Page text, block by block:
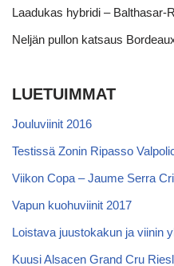
Laadukas hybridi – Balthasar-
Neljän pullon katsaus
LUETUIMMAT
Jouluviinit 2016
Testissä Zonin Ripasso
Viikon Copa – Jaume Serra
Vapun kuohuviinit 2017
Loistava juustokakun ja viinin
Kuusi Alsacen Grand Cru